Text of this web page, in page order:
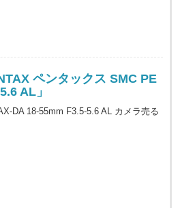
ペンタックス SMC PE
AL」
DA 18-55mm F3.5-5.6 AL カメラ売る